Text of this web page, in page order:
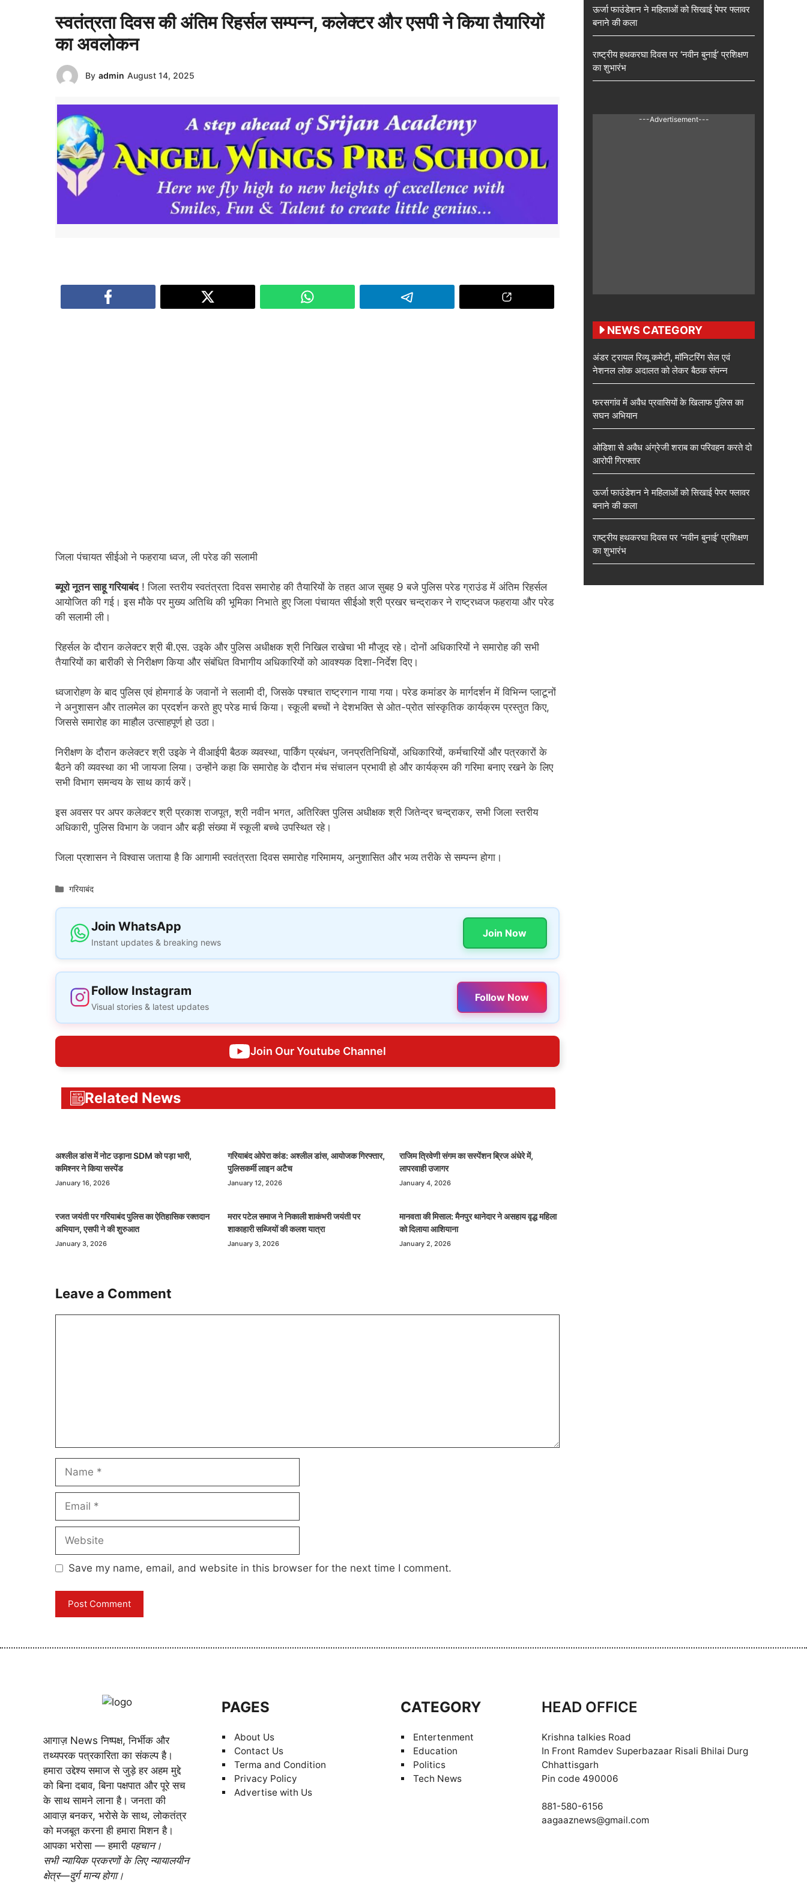
स्वतंत्रता दिवस की अंतिम रिहर्सल सम्पन्न, कलेक्टर और एसपी ने किया तैयारियों
का अवलोकन
By admin August 14, 2025
जिला पंचायत सीईओ ने फहराया ध्वज, ली परेड की सलामी
ब्यूरो नूतन साहू गरियाबंद! जिला स्तरीय स्वतंत्रता दिवस समारोह की तैयारियों के तहत आज सुबह 9 बजे पुलिस परेड ग्राउंड में अंतिम रिहर्सल
आयोजित की गई। इस मौके पर मुख्य अतिथि की भूमिका निभाते हुए जिला पंचायत सीईओ श्री प्रखर चन्द्राकर ने राष्ट्रध्वज फहराया और परेड
की सलामी ली।
रिहर्सल के दौरान कलेक्टर श्री बी.एस. उइके और पुलिस अधीक्षक श्री निखिल राखेचा भी मौजूद रहे। दोनों अधिकारियों ने समारोह की सभी
तैयारियों का बारीकी से निरीक्षण किया और संबंधित विभागीय अधिकारियों को आवश्यक दिशा-निर्देश दिए।
ध्वजारोहण के बाद पुलिस एवं होमगार्ड के जवानों ने सलामी दी, जिसके पश्चात राष्ट्रगान गाया गया। परेड कमांडर के मार्गदर्शन में विभिन्न प्लाटूनों
ने अनुशासन और तालमेल का प्रदर्शन करते हुए परेड मार्च किया। स्कूली बच्चों ने देशभक्ति से ओत-प्रोत सांस्कृतिक कार्यक्रम प्रस्तुत किए,
जिससे समारोह का माहौल उत्साहपूर्ण हो उठा।
निरीक्षण के दौरान कलेक्टर श्री उइके ने वीआईपी बैठक व्यवस्था, पार्किंग प्रबंधन, जनप्रतिनिधियों, अधिकारियों, कर्मचारियों और पत्रकारों के
बैठने की व्यवस्था का भी जायजा लिया। उन्होंने कहा कि समारोह के दौरान मंच संचालन प्रभावी हो और कार्यक्रम की गरिमा बनाए रखने के लिए
सभी विभाग समन्वय के साथ कार्य करें।
इस अवसर पर अपर कलेक्टर श्री प्रकाश राजपूत, श्री नवीन भगत, अतिरिक्त पुलिस अधीक्षक श्री जितेन्द्र चन्द्राकर, सभी जिला स्तरीय
अधिकारी, पुलिस विभाग के जवान और बड़ी संख्या में स्कूली बच्चे उपस्थित रहे।
जिला प्रशासन ने विश्वास जताया है कि आगामी स्वतंत्रता दिवस समारोह गरिमामय, अनुशासित और भव्य तरीके से सम्पन्न होगा।
Categories
गरियाबंद
Join WhatsApp
Instant updates & breaking news
Join Now
Follow Instagram
Visual stories & latest updates
Follow Now
Join Our Youtube Channel
Related News
अश्लील डांस में नोट उड़ाना SDM को पड़ा भारी,
कमिश्नर ने किया सस्पेंड
January 16, 2026
गरियाबंद ओपेरा कांड: अश्लील डांस, आयोजक गिरफ्तार,
पुलिसकर्मी लाइन अटैच
January 12, 2026
राजिम त्रिवेणी संगम का सस्पेंशन ब्रिज अंधेरे में,
लापरवाही उजागर
January 4, 2026
रजत जयंती पर गरियाबंद पुलिस का ऐतिहासिक रक्तदान
अभियान, एसपी ने की शुरुआत
January 3, 2026
मरार पटेल समाज ने निकाली शाकंभरी जयंती पर
शाकाहारी सब्जियों की कलश यात्रा
January 3, 2026
मानवता की मिसाल: मैनपुर थानेदार ने असहाय वृद्ध महिला
को दिलाया आशियाना
January 2, 2026
Leave a Comment
Save my name, email, and website in this browser for the next time I comment.
ऊर्जा फाउंडेशन ने महिलाओं को सिखाई पेपर फ्लावर
बनाने की कला
राष्ट्रीय हथकरघा दिवस पर ‘नवीन बुनाई’ प्रशिक्षण
का शुभारंभ
---Advertisement---
NEWS CATEGORY
अंडर ट्रायल रिव्यू कमेटी, मॉनिटरिंग सेल एवं
नेशनल लोक अदालत को लेकर बैठक संपन्न
फरसगांव में अवैध प्रवासियों के खिलाफ पुलिस का
सघन अभियान
ओडिशा से अवैध अंग्रेजी शराब का परिवहन करते दो
आरोपी गिरफ्तार
ऊर्जा फाउंडेशन ने महिलाओं को सिखाई पेपर फ्लावर
बनाने की कला
राष्ट्रीय हथकरघा दिवस पर ‘नवीन बुनाई’ प्रशिक्षण
का शुभारंभ
आगाज़ News निष्पक्ष, निर्भीक और
तथ्यपरक पत्रकारिता का संकल्प है।
हमारा उद्देश्य समाज से जुड़े हर अहम मुद्दे
को बिना दबाव, बिना पक्षपात और पूरे सच
के साथ सामने लाना है। जनता की
आवाज़ बनकर, भरोसे के साथ, लोकतंत्र
को मजबूत करना ही हमारा मिशन है।
आपका भरोसा — हमारी पहचान।
सभी न्यायिक प्रकरणों के लिए न्यायालयीन
क्षेत्र—दुर्ग मान्य होगा।
PAGES
About Us
Contact Us
Terma and Condition
Privacy Policy
Advertise with Us
CATEGORY
Entertenment
Education
Politics
Tech News
HEAD OFFICE
Krishna talkies Road
In Front Ramdev Superbazaar Risali Bhilai Durg
Chhattisgarh
Pin code 490006
881-580-6156
aagaaznews@gmail.com